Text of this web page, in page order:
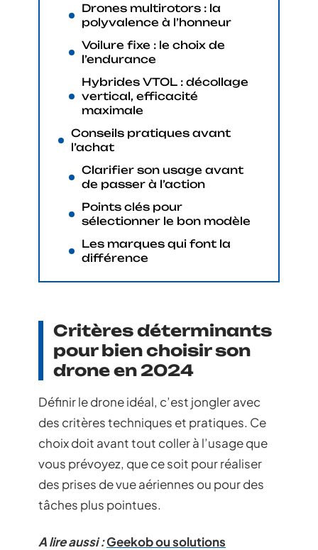
Drones multirotors : la
polyvalence à l’honneur
Voilure fixe : le choix de
l’endurance
Hybrides VTOL : décollage
vertical, efficacité
maximale
Conseils pratiques avant
l’achat
Clarifier son usage avant
de passer à l’action
Points clés pour
sélectionner le bon modèle
Les marques qui font la
différence
Critères déterminants
pour bien choisir son
drone en 2024
Définir le drone idéal, c’est jongler avec
des critères techniques et pratiques. Ce
choix doit avant tout coller à l’usage que
vous prévoyez, que ce soit pour réaliser
des prises de vue aériennes ou pour des
tâches plus pointues.
A lire aussi :Geekob ou solutions